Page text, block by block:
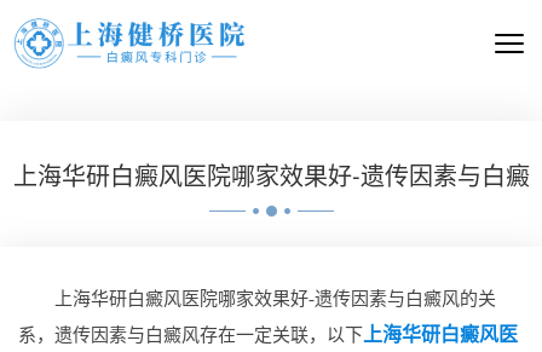
上海华研白癜风医院哪家效果好-遗传因素与白癜
上海华研白癜风医院哪家效果好-遗传因素与白癜风的关
系，遗传因素与白癜风存在一定关联，以下 上海华研白癜风医